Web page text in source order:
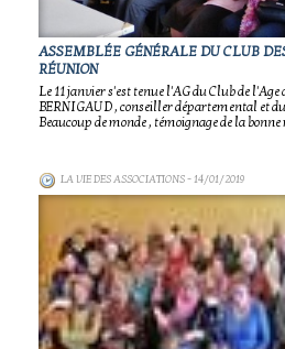
ASSEMBLÉE GÉNÉRALE DU CLUB
RÉUNION
Le 11 janvier s'est tenue l'AG du Club de l'Age
BERNIGAUD , conseiller départemental et du
Beaucoup de monde , témoignage de la
LA VIE DES ASSOCIATIONS- 14/01/2019